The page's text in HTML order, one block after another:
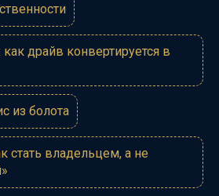
драйв конвертируется в
из болота
стать владельцем, а не